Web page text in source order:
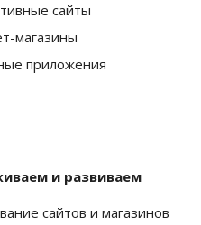
сайты
магазины
приложения
и развиваем
сайтов и магазинов